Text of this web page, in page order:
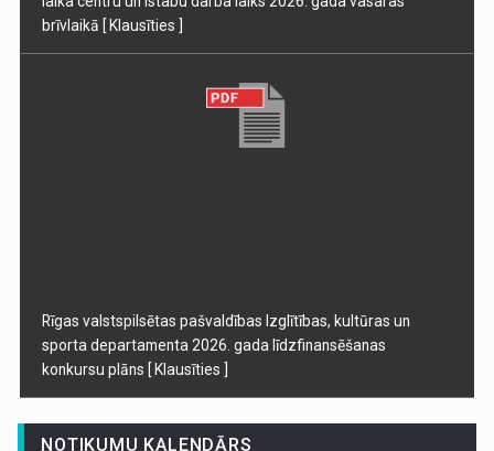
brīvlaikā [ Klausīties ]
Rīgas valstspilsētas pašvaldības Izglītības, kultūras un
sporta departamenta 2026. gada līdzfinansēšanas
konkursu plāns [ Klausīties ]
NOTIKUMU KALENDĀRS